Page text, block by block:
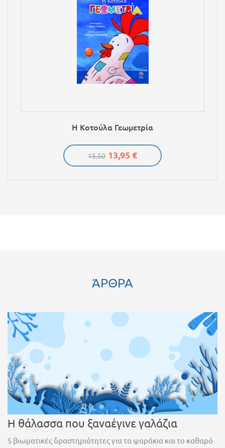
Η Κοτούλα Γεωμετρία
15.50 13,95 €
ΆΡΘΡΑ
Η θάλασσα που ξαναέγινε γαλάζια
5 βιωματικές δραστηριότητες για τα ψαράκια και το καθαρό